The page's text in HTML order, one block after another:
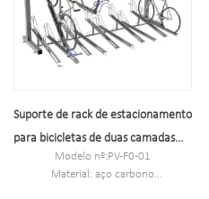
acordo com a necessidade do cliente)
Tamanho:
2075mm*1970mm*1828mm, ou
Personalizado.
Suporte de rack de estacionamento
para bicicletas de duas camadas
com elevador vertical
Modelo nº:PV-F0-01
Material: aço carbono